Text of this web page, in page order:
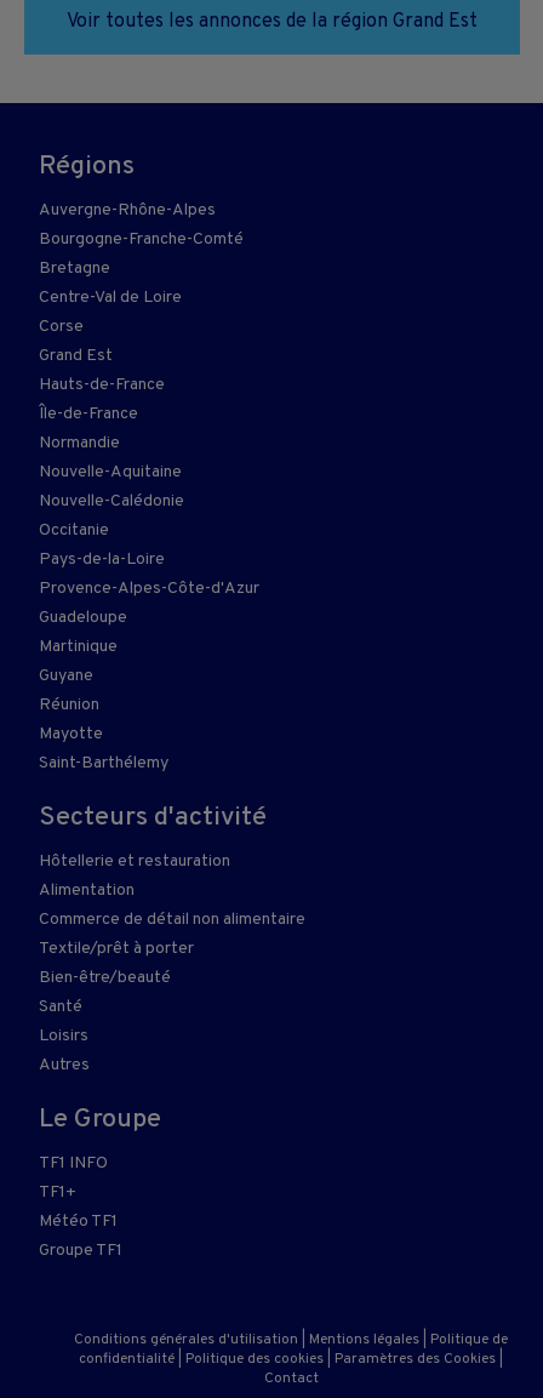
Voir toutes les annonces de la région Grand Est
Régions
Auvergne-Rhône-Alpes
Bourgogne-Franche-Comté
Bretagne
Centre-Val de Loire
Corse
Grand Est
Hauts-de-France
Île-de-France
Normandie
Nouvelle-Aquitaine
Nouvelle-Calédonie
Occitanie
Pays-de-la-Loire
Provence-Alpes-Côte-d'Azur
Guadeloupe
Martinique
Guyane
Réunion
Mayotte
Saint-Barthélemy
Secteurs d'activité
Hôtellerie et restauration
Alimentation
Commerce de détail non alimentaire
Textile/prêt à porter
Bien-être/beauté
Santé
Loisirs
Autres
Le Groupe
TF1 INFO
TF1+
Météo TF1
Groupe TF1
Conditions générales d'utilisation Mentions légales
Politique de
confidentialité
Politique des cookies Paramètres des Cookies
Contact